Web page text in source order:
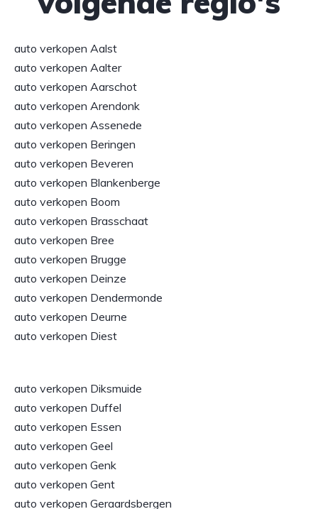
auto verkopen Aalst
auto verkopen Aalter
auto verkopen Aarschot
auto verkopen Arendonk
auto verkopen Assenede
auto verkopen Beringen
auto verkopen Beveren
auto verkopen Blankenberge
auto verkopen Boom
auto verkopen Brasschaat
auto verkopen Bree
auto verkopen Brugge
auto verkopen Deinze
auto verkopen Dendermonde
auto verkopen Deurne
auto verkopen Diest
auto verkopen Diksmuide
auto verkopen Duffel
auto verkopen Essen
auto verkopen Geel
auto verkopen Genk
auto verkopen Gent
auto verkopen Geraardsbergen